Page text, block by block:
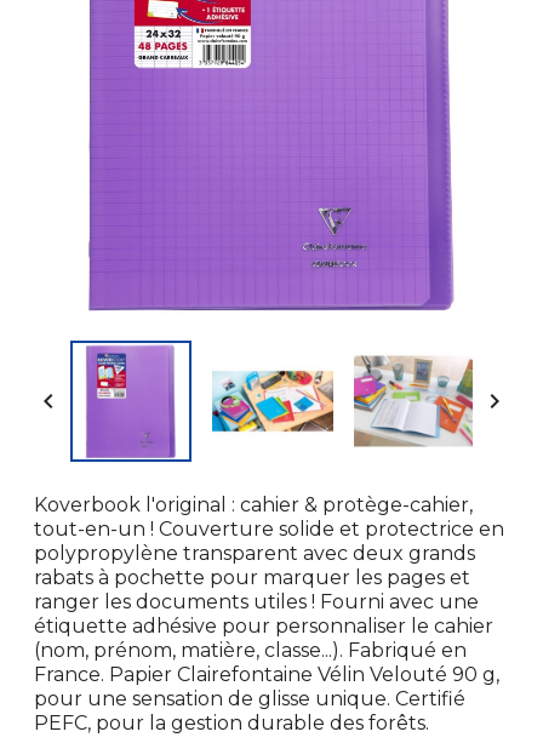
 
Koverbook l'original : cahier & protège-cahier,
tout-en-un ! Couverture solide et protectrice en
polypropylène transparent avec deux grands
rabats à pochette pour marquer les pages et
ranger les documents utiles ! Fourni avec une
étiquette adhésive pour personnaliser le cahier
(nom, prénom, matière, classe...). Fabriqué en
France. Papier Clairefontaine Vélin Velouté 90 g,
pour une sensation de glisse unique. Certifié
PEFC, pour la gestion durable des forêts.